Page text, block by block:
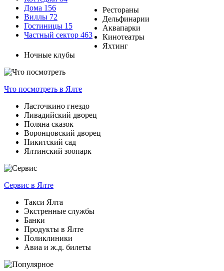
Дома 156
Виллы 72
Гостиницы 15
Частный сектор 463
Рестораны
Дельфинарии
Аквапарки
Кинотеатры
Яхтинг
Ночные клубы
Что посмотреть в Ялте
Ласточкино гнездо
Ливадийский дворец
Поляна сказок
Воронцовский дворец
Никитский сад
Ялтинский зоопарк
Сервис в Ялте
Такси Ялта
Экстренные службы
Банки
Продукты в Ялте
Поликлиники
Авиа и ж.д. билеты